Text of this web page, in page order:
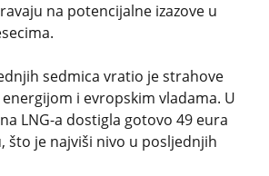
na potencijalne izazove u
sedmica vratio je strahove
i evropskim vladama. U
LNG-a dostigla gotovo 49 eura
što je najviši nivo u posljednjih